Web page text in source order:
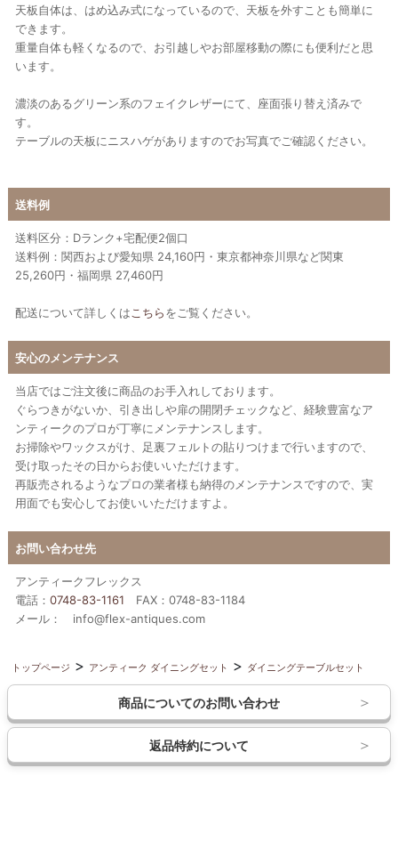
天板自体は、はめ込み式になっているので、天板を外すことも簡単に
できます。
重量自体も軽くなるので、お引越しやお部屋移動の際にも便利だと思
います。
濃淡のあるグリーン系のフェイクレザーにて、座面張り替え済みで
す。
テーブルの天板にニスハゲがありますのでお写真でご確認ください。
送料例
送料区分：Dランク+宅配便2個口
送料例：関西および愛知県 24,160円・東京都神奈川県など関東
25,260円・福岡県 27,460円
配送について詳しくは こちらをご覧ください。
安心のメンテナンス
当店ではご注文後に商品のお手入れしております。
ぐらつきがないか、引き出しや扉の開閉チェックなど、経験豊富なア
ンティークのプロが丁寧にメンテナンスします。
お掃除やワックスがけ、足裏フェルトの貼りつけまで行いますので、
受け取ったその日からお使いいただけます。
再販売されるようなプロの業者様も納得のメンテナンスですので、実
用面でも安心してお使いいただけますよ。
お問い合わせ先
アンティークフレックス
電話： 0748-83-1161 FAX：0748-83-1184
メール： info@flex-antiques.com
トップページ アンティーク ダイニングセット ダイニングテーブルセット
商品についてのお問い合わせ
返品特約について